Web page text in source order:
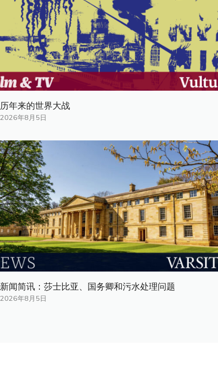
历年来的世界大战
2026年8月5日
新闻简讯：莎士比亚、国务卿和污水处理问题
2026年8月5日